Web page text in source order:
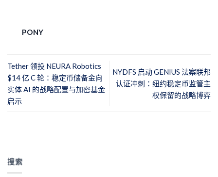
PONY
Tether 领投 NEURA Robotics
$14 亿 C 轮：稳定币储备金向
实体 AI 的战略配置与加密基金
启示
NYDFS 启动 GENIUS 法案联邦
认证冲刺：纽约稳定币监管主
权保留的战略博弈
搜索